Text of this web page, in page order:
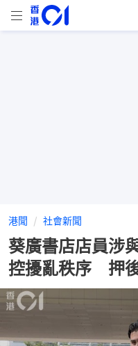
港聞 社會新聞
葵廣書店店員涉
控擾亂秩序 押